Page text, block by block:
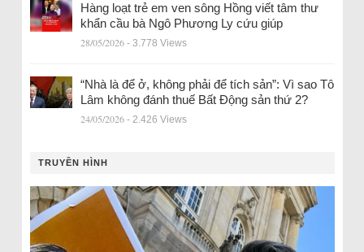
Hàng loạt trẻ em ven sông Hồng viết tâm thư
khẩn cầu bà Ngô Phương Ly cứu giúp
28/05/2026 - 3.778 Views
“Nhà là để ở, không phải để tích sản”: Vì sao Tô
Lâm không đánh thuế Bất Động sản thứ 2?
24/05/2026 - 2.426 Views
TRUYỀN HÌNH